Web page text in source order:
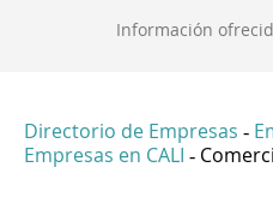
Información
Directorio de Empresas -
Empresas en CALI -